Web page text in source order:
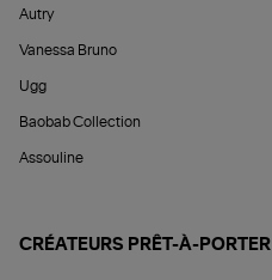
Autry
Vanessa Bruno
Ugg
Baobab Collection
Assouline
CRÉATEURS PRÊT-À-PORTER